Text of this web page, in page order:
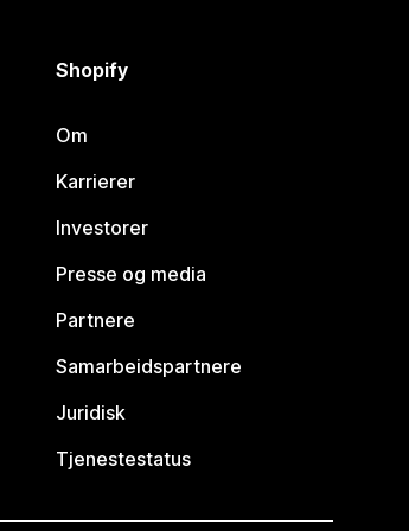
Shopify
Om
Karrierer
Investorer
Presse og media
Partnere
Samarbeidspartnere
Juridisk
Tjenestestatus